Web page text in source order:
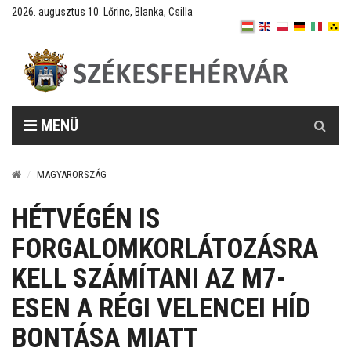
2026. augusztus 10. Lőrinc, Blanka, Csilla
MENÜ
MAGYARORSZÁG
HÉTVÉGÉN IS
FORGALOMKORLÁTOZÁSRA
KELL SZÁMÍTANI AZ M7-
ESEN A RÉGI VELENCEI HÍD
BONTÁSA MIATT